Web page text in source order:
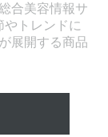
合美容情報サ
やトレンドに
展開する商品